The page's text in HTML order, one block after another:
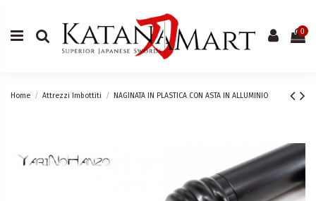
0
Home Attrezzi Imbottiti NAGINATA IN PLASTICA CON ASTA IN ALLUMINIO